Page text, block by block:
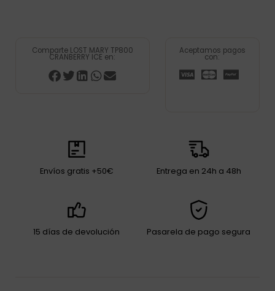
Comparte LOST MARY TP800
CRANBERRY ICE en:
Aceptamos pagos
con:
Envíos gratis +50€ Entrega en 24h a 48h
15 días de devolución Pasarela de pago segura